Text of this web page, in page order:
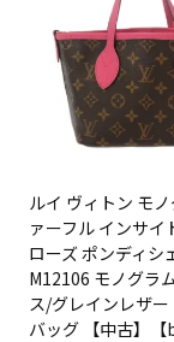
ルイ ヴィトン モ
ァーフル インサイ
ローズ ポンディシ
M12106 モノグラ
ス/グレインレザー
バッグ 【中古】【